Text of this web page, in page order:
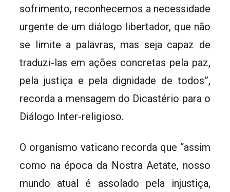
sofrimento, reconhecemos a necessidade
urgente de um diálogo libertador, que não
se limite a palavras, mas seja capaz de
traduzi-las em ações concretas pela paz,
pela justiça e pela dignidade de todos”,
recorda a mensagem do Dicastério para o
Diálogo Inter-religioso.
O organismo vaticano recorda que “assim
como na época da Nostra Aetate, nosso
mundo atual é assolado pela injustiça,